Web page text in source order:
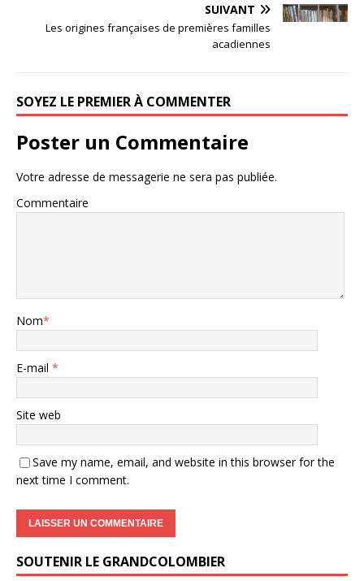
SUIVANT
Les origines françaises de premières familles
acadiennes
SOYEZ LE PREMIER À COMMENTER
Poster un Commentaire
Votre adresse de messagerie ne sera pas publiée.
Commentaire
Nom*
E-mail *
Site web
Save my name, email, and website in this browser for the
next time I comment.
SOUTENIR LE GRANDCOLOMBIER